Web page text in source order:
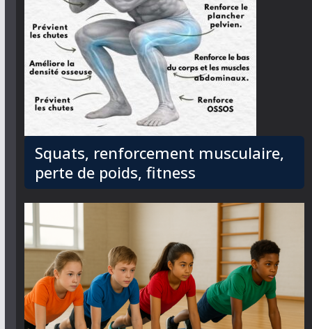
Squats, renforcement musculaire,
perte de poids, fitness